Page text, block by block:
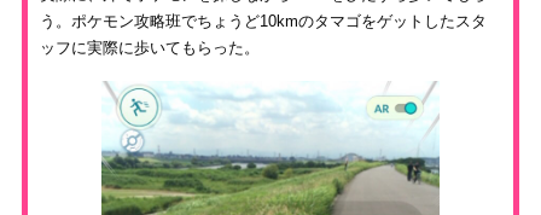
う。ポケモン攻略班でちょうど10kmのタマゴをゲットしたスタ
ッフに実際に歩いてもらった。